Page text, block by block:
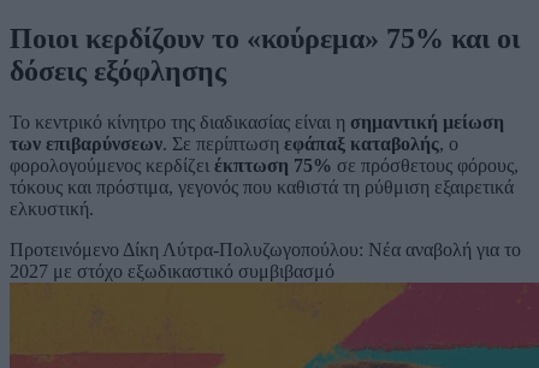
Ποιοι κερδίζουν το «κούρεμα» 75% και οι
δόσεις εξόφλησης
Το κεντρικό κίνητρο της διαδικασίας είναι η σημαντική μείωση
των επιβαρύνσεων. Σε περίπτωση εφάπαξ καταβολής, ο
φορολογούμενος κερδίζει έκπτωση 75% σε πρόσθετους φόρους,
τόκους και πρόστιμα, γεγονός που καθιστά τη ρύθμιση εξαιρετικά
ελκυστική.
Προτεινόμενο Δίκη Λύτρα-Πολυζωγοπούλου: Νέα αναβολή για το
2027 με στόχο εξωδικαστικό συμβιβασμό